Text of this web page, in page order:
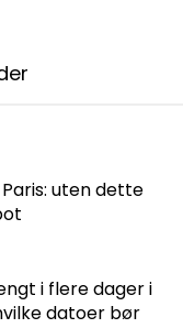
nytt,
på å
uten dette
i flere dager i
datoer bør